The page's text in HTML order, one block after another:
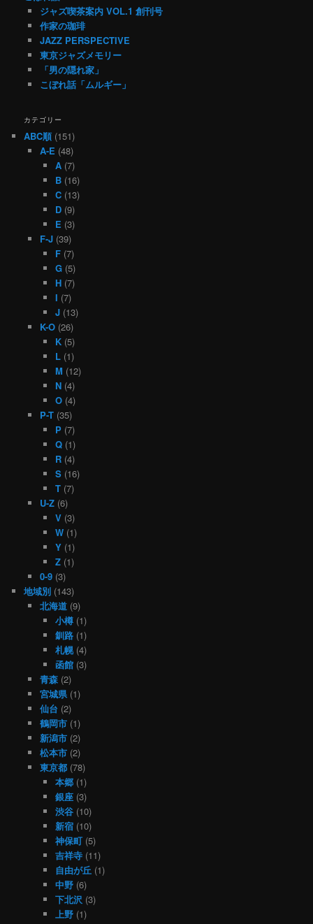
ジャズ喫茶案内 VOL.1 創刊号
作家の珈琲
JAZZ PERSPECTIVE
東京ジャズメモリー
「男の隠れ家」
こぼれ話「ムルギー」
カテゴリー
ABC順(151)
A-E (48)
A (7)
B (16)
C (13)
D (9)
E (3)
F-J(39)
F (7)
G (5)
H (7)
I (7)
J (13)
K-O(26)
K (5)
L (1)
M (12)
N (4)
O (4)
P-T(35)
P (7)
Q (1)
R (4)
S (16)
T (7)
U-Z(6)
V (3)
W (1)
Y (1)
Z (1)
0-9(3)
地域別 (143)
北海道(9)
小樽 (1)
釧路 (1)
札幌(4)
函館 (3)
青森(2)
宮城県(1)
仙台 (2)
鶴岡市(1)
新潟市(2)
松本市(2)
東京都(78)
本郷 (1)
銀座 (3)
渋谷 (10)
新宿 (10)
神保町 (5)
吉祥寺 (11)
自由が丘 (1)
中野 (6)
下北沢 (3)
上野 (1)